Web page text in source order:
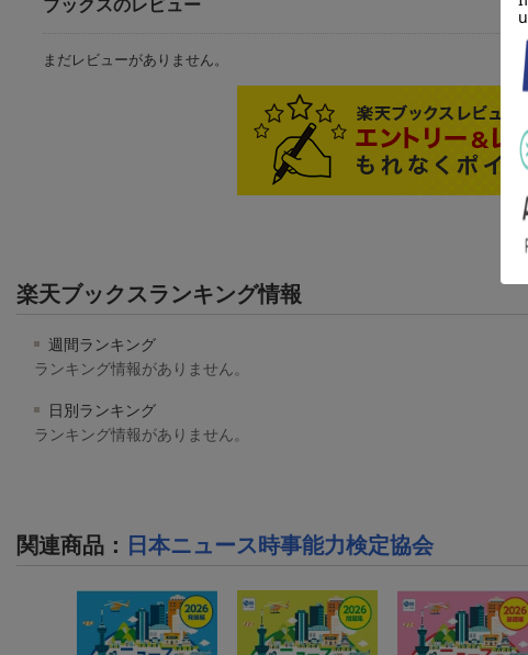
ブックスのレビュー
まだレビューがありません。
楽天ブックスランキング情報
週間ランキング
ランキング情報がありません。
日別ランキング
ランキング情報がありません。
関連商品 ： 日本ニュース時事能力検定協会